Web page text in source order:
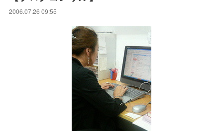
2006.07.26 09:55